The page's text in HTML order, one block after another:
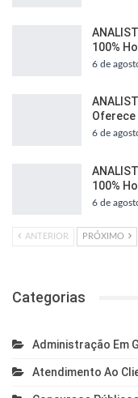
100%
6 de
Oferece
6 de
100%
6 de
ANTERIOR PRÓXIMO
Categorias
Administração Em
Atendimento Ao